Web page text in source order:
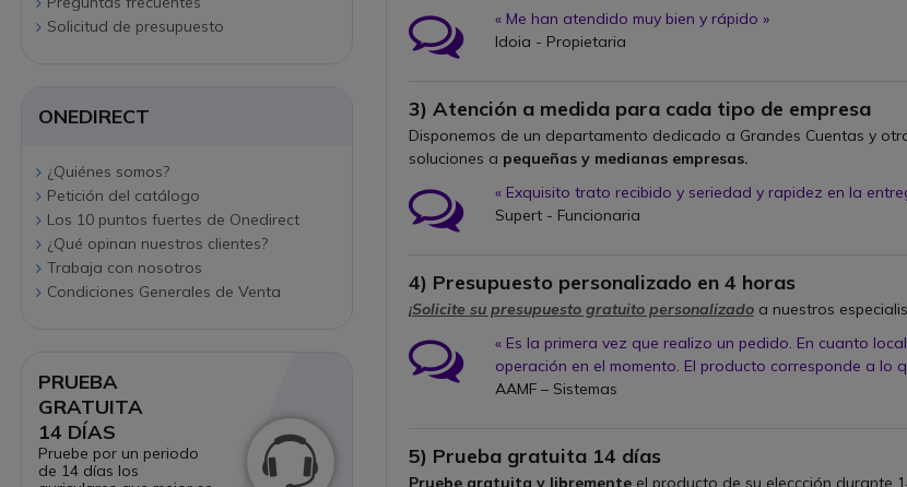
Solicitud de presupuesto
ONEDIRECT
¿Quiénes somos?
Petición del catálogo
Los 10 puntos fuertes de Onedirect
¿Qué opinan nuestros clientes?
Trabaja con nosotros
Condiciones Generales de Venta
PRUEBA
GRATUITA
14 DÍAS
Pruebe por un periodo
de 14 días los
Icon
« Me han atendido muy bien y rápido »
Idoia - Propietaria
3) Atención a medida para cada tipo de empresa
Disponemos de un departamento dedicado a Grandes Cuentas y
soluciones a pequeñas y medianas empresas.
Icon
« Exquisito trato recibido y seriedad y rapidez en la
Supert - Funcionaria
4) Presupuesto personalizado en 4 horas
¡Solicite su presupuesto gratuito personalizadoa nuestros
« Es la primera vez que realizo un pedido. En cuanto
operación en el momento. El producto corresponde a lo
AAMF – Sistemas
5) Prueba gratuita 14 días
Pruebe gratuita y librementeel producto de su eleccción durante